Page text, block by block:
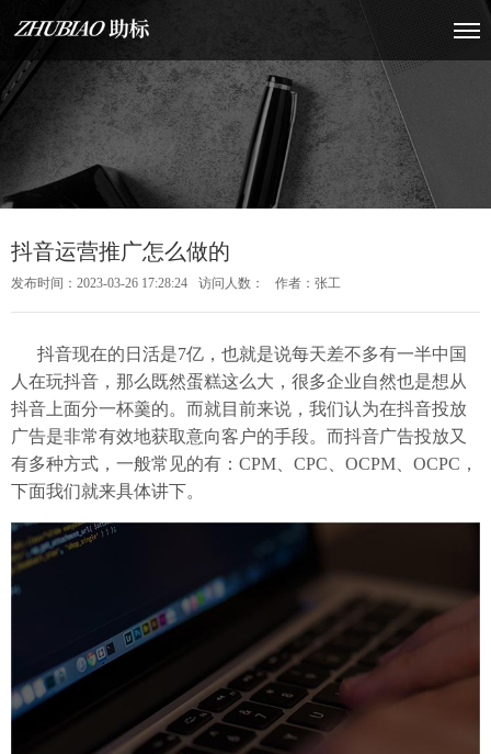
抖音运营推广怎么做的
发布时间：2023-03-26 17:28:24 访问人数： 作者：张工
抖音现在的日活是7亿，也就是说每天差不多有一半中国
人在玩抖音，那么既然蛋糕这么大，很多企业自然也是想从
抖音上面分一杯羹的。而就目前来说，我们认为在抖音投放
广告是非常有效地获取意向客户的手段。而抖音广告投放又
有多种方式，一般常见的有：CPM、CPC、OCPM、OCPC，
下面我们就来具体讲下。